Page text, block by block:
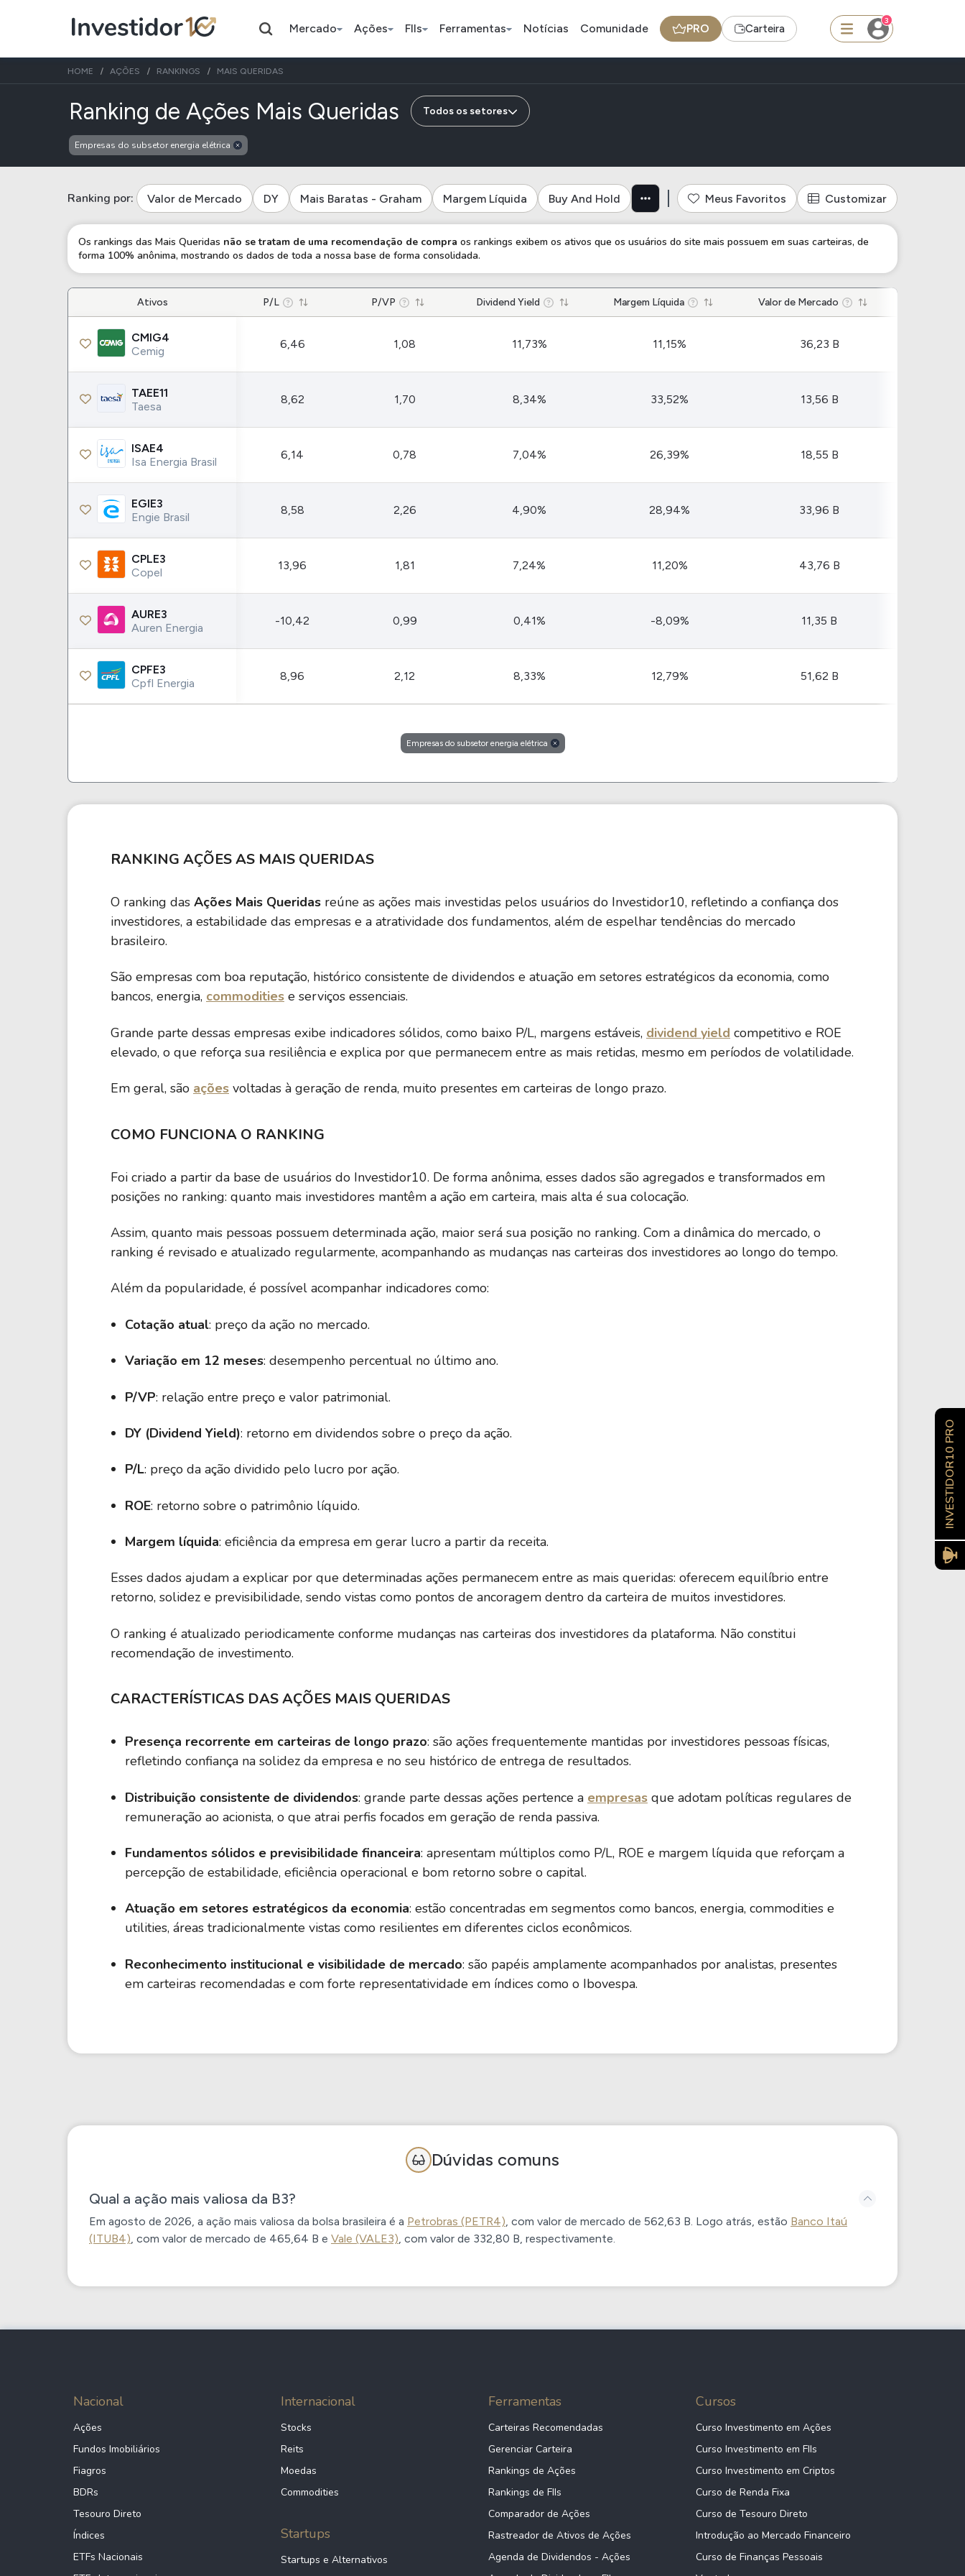
Mercado Ações FIIs Ferramentas Notícias Comunidade PRO Carteira
3
Assuntos do momento
Índice Ação
Petrobras
Ação
Bradesco
BDR
JBS
FII
TRXF11
Ferramenta
Dividendos
Ações
Taesa
Klabin
Ver todos
XPML11
BOVA11
SMAL11
Stocks
Tesla
Amazon
Criptomoedas
Binance Coin - BNB
Ideias
Carteiras Recomendadas
As Ações Mais Buscadas
HOME AÇÕES RANKINGS MAIS QUERIDAS
Ranking de Ações Mais Queridas de empresas do subsetor energia elétrica
Todos os setores
Empresas do subsetor energia elétrica
Ranking por: Valor de Mercado DY Mais Baratas - Graham Margem Líquida Buy And Hold Meus Favoritos Customizar
Os rankings das Mais Queridas não se tratam de uma recomendação de compra os rankings exibem os ativos que os usuários do site mais possuem em suas carteiras, de
forma 100% anônima, mostrando os dados de toda a nossa base de forma consolidada.
Ativos P/L P/VP Dividend Yield Margem Líquida Valor de Mercado
CMIG4
Cemig
6,46 1,08 11,73% 11,15% 36,23 B
TAEE11
Taesa
8,62 1,70 8,34% 33,52% 13,56 B
ISAE4
Isa Energia Brasil
6,14 0,78 7,04% 26,39% 18,55 B
EGIE3
Engie Brasil
8,58 2,26 4,90% 28,94% 33,96 B
CPLE3
Copel
13,96 1,81 7,24% 11,20% 43,76 B
AURE3
Auren Energia
-10,42 0,99 0,41% -8,09% 11,35 B
CPFE3
Cpfl Energia
8,96 2,12 8,33% 12,79% 51,62 B
Empresas do subsetor energia elétrica
RANKING AÇÕES AS MAIS QUERIDAS
O ranking das Ações Mais Queridas reúne as ações mais investidas pelos usuários do Investidor10, refletindo a confiança dos
investidores, a estabilidade das empresas e a atratividade dos fundamentos, além de espelhar tendências do mercado
brasileiro.
São empresas com boa reputação, histórico consistente de dividendos e atuação em setores estratégicos da economia, como
bancos, energia, commodities e serviços essenciais.
Grande parte dessas empresas exibe indicadores sólidos, como baixo P/L, margens estáveis, dividend yield competitivo e ROE
elevado, o que reforça sua resiliência e explica por que permanecem entre as mais retidas, mesmo em períodos de volatilidade.
Em geral, são ações voltadas à geração de renda, muito presentes em carteiras de longo prazo.
COMO FUNCIONA O RANKING
Foi criado a partir da base de usuários do Investidor10. De forma anônima, esses dados são agregados e transformados em
posições no ranking: quanto mais investidores mantêm a ação em carteira, mais alta é sua colocação.
Assim, quanto mais pessoas possuem determinada ação, maior será sua posição no ranking. Com a dinâmica do mercado, o
ranking é revisado e atualizado regularmente, acompanhando as mudanças nas carteiras dos investidores ao longo do tempo.
Além da popularidade, é possível acompanhar indicadores como:
Cotação atual: preço da ação no mercado.
Variação em 12 meses: desempenho percentual no último ano.
P/VP: relação entre preço e valor patrimonial.
DY (Dividend Yield): retorno em dividendos sobre o preço da ação.
P/L: preço da ação dividido pelo lucro por ação.
ROE: retorno sobre o patrimônio líquido.
Margem líquida: eficiência da empresa em gerar lucro a partir da receita.
Esses dados ajudam a explicar por que determinadas ações permanecem entre as mais queridas: oferecem equilíbrio entre
retorno, solidez e previsibilidade, sendo vistas como pontos de ancoragem dentro da carteira de muitos investidores.
O ranking é atualizado periodicamente conforme mudanças nas carteiras dos investidores da plataforma. Não constitui
recomendação de investimento.
CARACTERÍSTICAS DAS AÇÕES MAIS QUERIDAS
Presença recorrente em carteiras de longo prazo: são ações frequentemente mantidas por investidores pessoas físicas,
refletindo confiança na solidez da empresa e no seu histórico de entrega de resultados.
Distribuição consistente de dividendos: grande parte dessas ações pertence a empresas que adotam políticas regulares de
remuneração ao acionista, o que atrai perfis focados em geração de renda passiva.
Fundamentos sólidos e previsibilidade financeira: apresentam múltiplos como P/L, ROE e margem líquida que reforçam a
percepção de estabilidade, eficiência operacional e bom retorno sobre o capital.
Atuação em setores estratégicos da economia: estão concentradas em segmentos como bancos, energia, commodities e
utilities, áreas tradicionalmente vistas como resilientes em diferentes ciclos econômicos.
Reconhecimento institucional e visibilidade de mercado: são papéis amplamente acompanhados por analistas, presentes
em carteiras recomendadas e com forte representatividade em índices como o Ibovespa.
Dúvidas comuns
Qual a ação mais valiosa da B3?
Em agosto de 2026, a ação mais valiosa da bolsa brasileira é a Petrobras (PETR4), com valor de mercado de 562,63 B. Logo atrás, estão Banco Itaú
(ITUB4), com valor de mercado de 465,64 B e Vale (VALE3), com valor de 332,80 B, respectivamente.
Nacional
Ações
Fundos Imobiliários
Fiagros
BDRs
Tesouro Direto
Índices
ETFs Nacionais
Internacional
Stocks
Reits
Moedas
Commodities
Startups
Startups e Alternativos
Ferramentas
Carteiras Recomendadas
Gerenciar Carteira
Rankings de Ações
Rankings de FIIs
Comparador de Ações
Rastreador de Ativos de Ações
Agenda de Dividendos - Ações
Cursos
Curso Investimento em Ações
Curso Investimento em FIIs
Curso Investimento em Criptos
Curso de Renda Fixa
Curso de Tesouro Direto
Introdução ao Mercado Financeiro
Curso de Finanças Pessoais
INVESTIDOR10 PRO